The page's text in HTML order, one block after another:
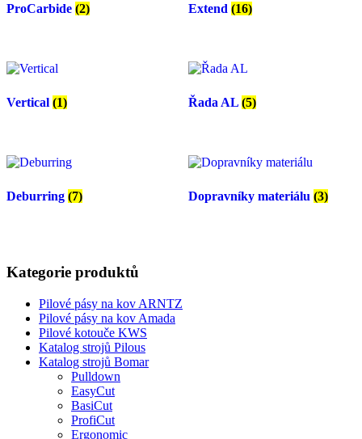
ProCarbide (2) Extend (16)
Vertical (1) Řada AL (5)
Deburring (7) Dopravníky materiálu (3)
Kategorie produktů
Pilové pásy na kov ARNTZ
Pilové pásy na kov Amada
Pilové kotouče KWS
Katalog strojů Pilous
Katalog strojů Bomar
Pulldown
EasyCut
BasiCut
ProfiCut
Ergonomic